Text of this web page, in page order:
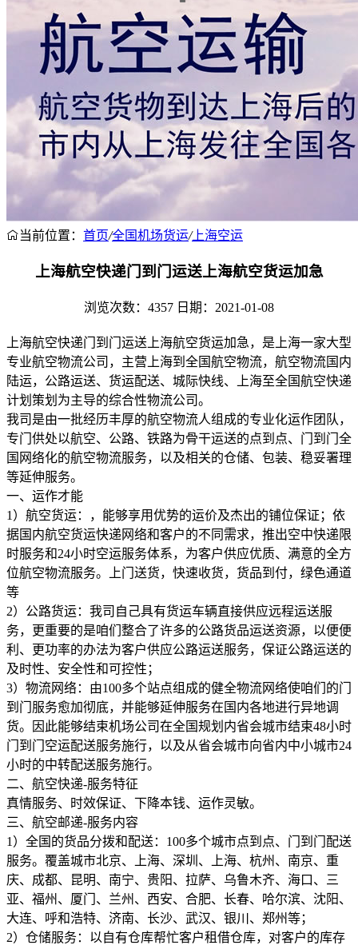
当前位置： 首页/全国机场货运/上海空运
上海航空快递门到门运送上海航空货运加急
浏览次数：4357 日期：2021-01-08
上海航空快递门到门运送上海航空货运加急，是上海一家大型
专业航空物流公司，主营上海到全国航空物流，航空物流国内
陆运，公路运送、货运配送、城际快线、上海至全国航空快递
计划策划为主导的综合性物流公司。
我司是由一批经历丰厚的航空物流人组成的专业化运作团队，
专门供处以航空、公路、铁路为骨干运送的点到点、门到门全
国网络化的航空物流服务，以及相关的仓储、包装、稳妥署理
等延伸服务。
一、运作才能
1）航空货运：，能够享用优势的运价及杰出的铺位保证；依
据国内航空货运快递网络和客户的不同需求，推出空中快递限
时服务和24小时空运服务体系，为客户供应优质、满意的全方
位航空物流服务。上门送货，快速收货，货品到付，绿色通道
等
2）公路货运：我司自己具有货运车辆直接供应远程运送服
务，更重要的是咱们整合了许多的公路货品运送资源，以便便
利、更功率的办法为客户供应公路运送服务，保证公路运送的
及时性、安全性和可控性；
3）物流网络：由100多个站点组成的健全物流网络使咱们的门
到门服务愈加彻底，并能够延伸服务在国内各地进行异地调
货。因此能够结束机场公司在全国规划内省会城市结束48小时
门到门空运配送服务施行，以及从省会城市向省内中小城市24
小时的中转配送服务施行。
二、航空快递-服务特征
真情服务、时效保证、下降本钱、运作灵敏。
三、航空邮递-服务内容
1）全国的货品分拨和配送：100多个城市点到点、门到门配送
服务。覆盖城市北京、上海、深圳、上海、杭州、南京、重
庆、成都、昆明、南宁、贵阳、拉萨、乌鲁木齐、海口、三
亚、福州、厦门、兰州、西安、合肥、长春、哈尔滨、沈阳、
大连、呼和浩特、济南、长沙、武汉、银川、郑州等；
2）仓储服务：以自有仓库帮忙客户租借仓库，对客户的库存